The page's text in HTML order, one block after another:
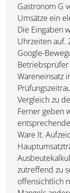
Gastronom G
Umsätze ein
Die Eingaben
Uhrzeiten auf.
Google-
Wareneinsatz
Vergleich zu
Ferner geben
Ware lt.
zutreffend zu
offensichtlich